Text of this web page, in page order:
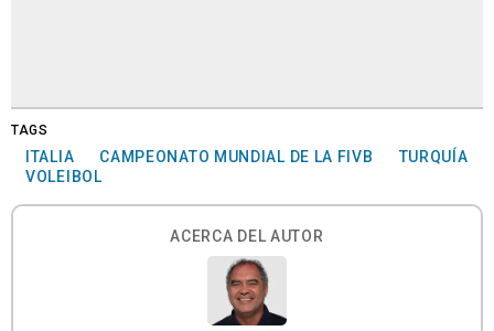
TAGS
ITALIA CAMPEONATO MUNDIAL DE LA FIVB
TURQUÍA
VOLEIBOL
ACERCA DEL AUTOR